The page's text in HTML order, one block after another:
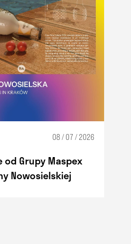
08 / 07 / 2026
od Grupy Maspex
Nowosielskiej